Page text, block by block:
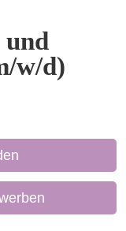
w/d)